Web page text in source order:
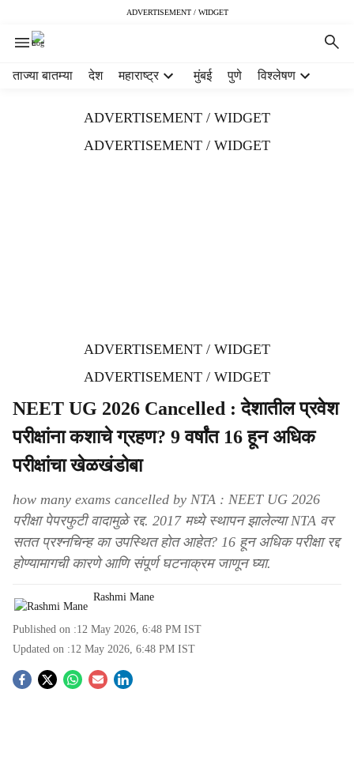
ADVERTISEMENT / WIDGET
ताज्या बातम्या देश महाराष्ट्र मुंबई पुणे विश्लेषण
ADVERTISEMENT / WIDGET
ADVERTISEMENT / WIDGET
ADVERTISEMENT / WIDGET
ADVERTISEMENT / WIDGET
NEET UG 2026 Cancelled : देशातील प्रवेश
परीक्षांना कशाचे ग्रहण? 9 वर्षांत 16 हून अधिक
परीक्षांचा खेळखंडोबा
how many exams cancelled by NTA : NEET UG 2026
परीक्षा पेपरफुटी वादामुळे रद्द. 2017 मध्ये स्थापन झालेल्या NTA वर
सतत प्रश्नचिन्ह का उपस्थित होत आहेत? 16 हून अधिक परीक्षा रद्द
होण्यामागची कारणे आणि संपूर्ण घटनाक्रम जाणून घ्या.
Rashmi Mane
Published on :12 May 2026, 6:48 PM IST
Updated on :12 May 2026, 6:48 PM IST
S